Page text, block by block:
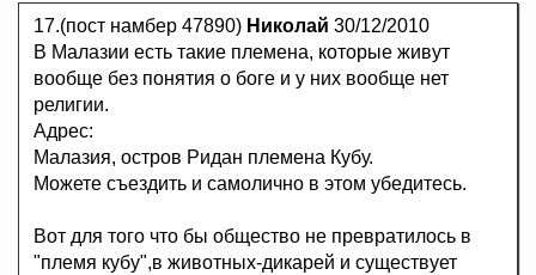
17.(пост намбер 47890) Николай 30/12/2010
В Малазии есть такие племена, которые живут
вообще без понятия о боге и у них вообще нет
религии.
Адрес:
Малазия, остров Ридан племена Кубу.
Можете съездить и самолично в этом убедитесь.
Вот для того что бы общество не превратилось в
"племя кубу",в животных-дикарей и существует